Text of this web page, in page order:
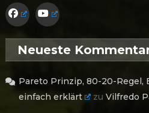
Neueste
Pareto Prinzip, 80-20-Regel,
einfach erklärt
zuVilfredo